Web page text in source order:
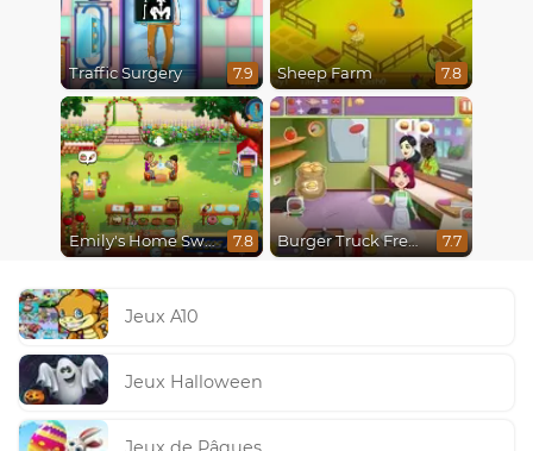
Traffic Surgery 7.9 Sheep Farm 7.8
Emily's Home Sweet Home 7.8 Burger Truck Frenzy 7.7
Jeux A10
Jeux Halloween